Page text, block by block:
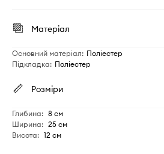
Матеріал
Основний матеріал: Поліестер
Підкладка: Поліестер
Розміри
Глибина: 8 см
Ширина: 25 см
Висота: 12 см